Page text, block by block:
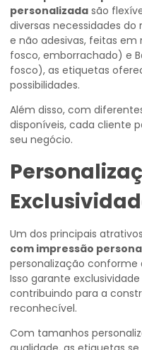
personalizada são
diversas necessidades
e não adesivas, feitas
fosco, emborrachado) e
fosco), as etiquetas
possibilidades.
Além disso, com
disponíveis, cada cliente
seu negócio.
Um dos principais
com impressão
personalização conforme
Isso garante
contribuindo para a
reconhecível.
Com tamanhos